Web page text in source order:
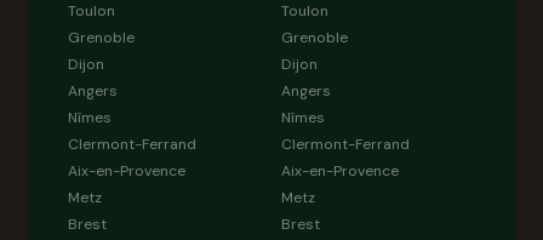
Toulon
Grenoble
Dijon
Angers
Nîmes
Clermont-Ferrand
Aix-en-Provence
Metz
Brest
Toulon
Grenoble
Dijon
Angers
Nîmes
Clermont-Ferrand
Aix-en-Provence
Metz
Brest